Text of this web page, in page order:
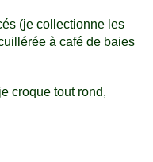
(je collectionne les
à café de baies
croque tout rond,